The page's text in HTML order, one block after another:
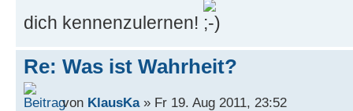
dich kennenzulernen!
Re: Was ist Wahrheit?
von KlausKa» Fr 19. Aug 2011, 23:52